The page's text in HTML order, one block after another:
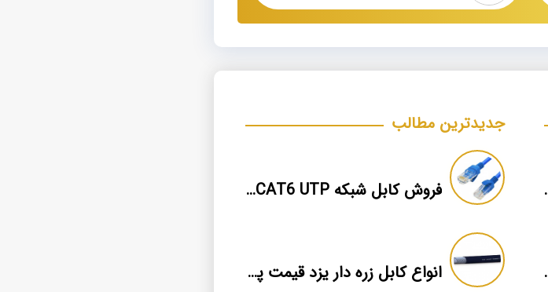
ماهان
فروش
جدیدترین مطالب
فروش کابل شبکه CAT6 UTP لئونی آلمان
انواع کابل زره دار یزد قیمت پخش عمده